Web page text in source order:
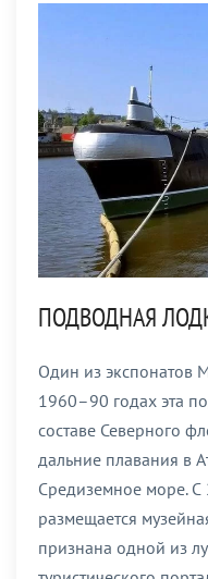
ПОДВОДНАЯ
Один из экспонатов
1960–90 годах эта
составе Северного
дальние плавания в
Средиземное море. С
размещается
признана одной из